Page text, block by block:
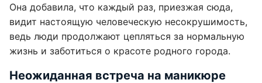
Она добавила, что каждый раз, приезжая сюда,
видит настоящую человеческую несокрушимость,
ведь люди продолжают цепляться за нормальную
жизнь и заботиться о красоте родного города.
Неожиданная встреча на маникюре